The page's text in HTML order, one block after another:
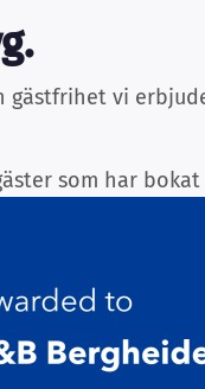
vi
som har